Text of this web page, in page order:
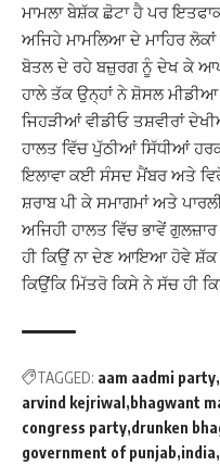
ਮਾਮਲਾ ਬੇਸ਼ੱਕ ਛੋਟਾ ਹੈ ਪਰ
ਅਜਿਹੇ ਮਾਮਲਿਆ ਦੇ ਮਾਹਿਰ
ਬੋਤਲ ਦੇ ਰਹੇ ਬਜ਼ੁਰਗ ਨੂੰ ਦੇਖ ਕੇ
ਹਾਲੇ ਤੱਕ ਉਨ੍ਹਾਂ ਨੇ ਸ਼ੋਸਲ
ਜਿਹੜੀਆਂ ਵੀਡੀਓ ਤਸ਼ਵੀਰਾਂ
ਹਾਲਤ ਵਿੱਚ ਪੁੱਠੀਆਂ ਸਿੱਧੀਆਂ
ਇਲਾਵਾ ਕਈ ਸੰਸਦ ਮੈਂਬਰ ਅਤੇ
ਸ਼ਰਾਬ ਪੀ ਕੇ ਸਮਾਗਮਾਂ ਅਤੇ
ਅਜਿਹੀ ਹਾਲਤ ਵਿੱਚ ਭਾਵੇਂ
ਹੀ ਕਿਉਂ ਨਾ ਦੇਣ ਆਇਆ ਹੋਵੇ ਸ਼ੱਕ
ਕਿਉਂਕਿ ਮਿੱਤਰੋ ਕਿਸੇ ਨੇ ਸੱਚ ਹੀ
TAGGED: aam aadmi party
arvind kejriwal
bhagwant
congress party drunken
government of punjab india